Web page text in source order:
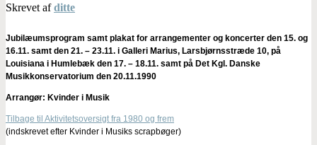
Skrevet afditte
Jubilæumsprogram samt plakat for arrangementer og koncerter den 15. og
16.11. samt den 21. – 23.11. i Galleri Marius, Larsbjørnsstræde 10, på
Louisiana i Humlebæk den 17. – 18.11. samt på Det Kgl. Danske
Musikkonservatorium den 20.11.1990
Arrangør: Kvinder i Musik
Tilbage til Aktivitetsoversigt fra 1980 og frem
(indskrevet efter Kvinder i Musiks scrapbøger)